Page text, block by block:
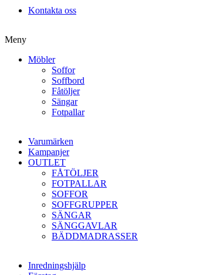
Kontakta oss
Meny
Möbler
Soffor
Soffbord
Fåtöljer
Sängar
Fotpallar
Varumärken
Kampanjer
OUTLET
FÅTÖLJER
FOTPALLAR
SOFFOR
SOFFGRUPPER
SÄNGAR
SÄNGGAVLAR
BÄDDMADRASSER
Inredningshjälp